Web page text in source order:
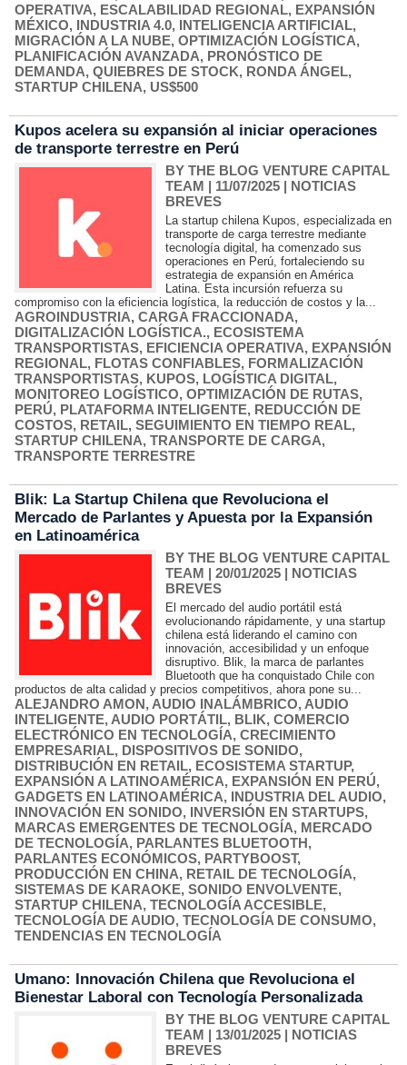
OPERATIVA, ESCALABILIDAD REGIONAL, EXPANSIÓN
MÉXICO, INDUSTRIA 4.0, INTELIGENCIA ARTIFICIAL,
MIGRACIÓN A LA NUBE, OPTIMIZACIÓN LOGÍSTICA,
PLANIFICACIÓN AVANZADA, PRONÓSTICO DE
DEMANDA, QUIEBRES DE STOCK, RONDA ÁNGEL,
STARTUP CHILENA, US$500
Kupos acelera su expansión al iniciar operaciones
de transporte terrestre en Perú
BY THE BLOG VENTURE CAPITAL
TEAM | 11/07/2025 | NOTICIAS
BREVES
La startup chilena Kupos, especializada en
transporte de carga terrestre mediante
tecnología digital, ha comenzado sus
operaciones en Perú, fortaleciendo su
estrategia de expansión en América
Latina. Esta incursión refuerza su
compromiso con la eficiencia logística, la reducción de costos y la...
AGROINDUSTRIA, CARGA FRACCIONADA,
DIGITALIZACIÓN LOGÍSTICA., ECOSISTEMA
TRANSPORTISTAS, EFICIENCIA OPERATIVA, EXPANSIÓN
REGIONAL, FLOTAS CONFIABLES, FORMALIZACIÓN
TRANSPORTISTAS, KUPOS, LOGÍSTICA DIGITAL,
MONITOREO LOGÍSTICO, OPTIMIZACIÓN DE RUTAS,
PERÚ, PLATAFORMA INTELIGENTE, REDUCCIÓN DE
COSTOS, RETAIL, SEGUIMIENTO EN TIEMPO REAL,
STARTUP CHILENA, TRANSPORTE DE CARGA,
TRANSPORTE TERRESTRE
Blik: La Startup Chilena que Revoluciona el
Mercado de Parlantes y Apuesta por la Expansión
en Latinoamérica
BY THE BLOG VENTURE CAPITAL
TEAM | 20/01/2025 | NOTICIAS
BREVES
El mercado del audio portátil está
evolucionando rápidamente, y una startup
chilena está liderando el camino con
innovación, accesibilidad y un enfoque
disruptivo. Blik, la marca de parlantes
Bluetooth que ha conquistado Chile con
productos de alta calidad y precios competitivos, ahora pone su...
ALEJANDRO AMON, AUDIO INALÁMBRICO, AUDIO
INTELIGENTE, AUDIO PORTÁTIL, BLIK, COMERCIO
ELECTRÓNICO EN TECNOLOGÍA, CRECIMIENTO
EMPRESARIAL, DISPOSITIVOS DE SONIDO,
DISTRIBUCIÓN EN RETAIL, ECOSISTEMA STARTUP,
EXPANSIÓN A LATINOAMÉRICA, EXPANSIÓN EN PERÚ,
GADGETS EN LATINOAMÉRICA, INDUSTRIA DEL AUDIO,
INNOVACIÓN EN SONIDO, INVERSIÓN EN STARTUPS,
MARCAS EMERGENTES DE TECNOLOGÍA, MERCADO
DE TECNOLOGÍA, PARLANTES BLUETOOTH,
PARLANTES ECONÓMICOS, PARTYBOOST,
PRODUCCIÓN EN CHINA, RETAIL DE TECNOLOGÍA,
SISTEMAS DE KARAOKE, SONIDO ENVOLVENTE,
STARTUP CHILENA, TECNOLOGÍA ACCESIBLE,
TECNOLOGÍA DE AUDIO, TECNOLOGÍA DE CONSUMO,
TENDENCIAS EN TECNOLOGÍA
Umano: Innovación Chilena que Revoluciona el
Bienestar Laboral con Tecnología Personalizada
BY THE BLOG VENTURE CAPITAL
TEAM | 13/01/2025 | NOTICIAS
BREVES